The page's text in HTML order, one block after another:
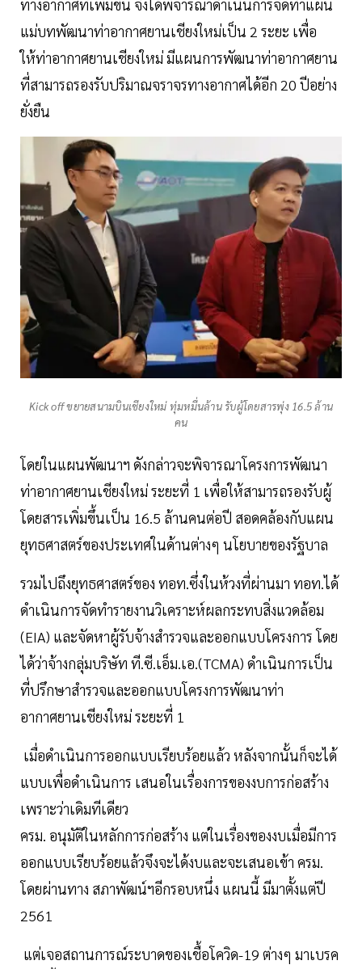
ทางอากาศที่เพิ่มขึ้น จึงได้พิจารณาดำเนินการจัดทำแผน
แม่บทพัฒนาท่าอากาศยานเชียงใหม่เป็น 2 ระยะ เพื่อ
ให้ท่าอากาศยานเชียงใหม่ มีแผนการพัฒนาท่าอากาศยาน
ที่สามารถรองรับปริมาณจราจรทางอากาศได้อีก 20 ปีอย่าง
ยั่งยืน
Kick off ขยายสนามบินเชียงใหม่ ทุ่มหมื่นล้าน รับผู้โดยสารพุ่ง 16.5 ล้าน
คน
โดยในแผนพัฒนาฯ ดังกล่าวจะพิจารณาโครงการพัฒนา
ท่าอากาศยานเชียงใหม่ ระยะที่ 1 เพื่อให้สามารถรองรับผู้
โดยสารเพิ่มขึ้นเป็น 16.5 ล้านคนต่อปี สอดคล้องกับแผน
ยุทธศาสตร์ของประเทศในด้านต่างๆ นโยบายของรัฐบาล
รวมไปถึงยุทธศาสตร์ของ ทอท.ซึ่งในห้วงที่ผ่านมา ทอท.ได้
ดำเนินการจัดทำรายงานวิเคราะห์ผลกระทบสิ่งแวดล้อม
(EIA) และจัดหาผู้รับจ้างสำรวจและออกแบบโครงการ โดย
ได้ว่าจ้างกลุ่มบริษัท ที.ซี.เอ็ม.เอ.(TCMA) ดำเนินการเป็น
ที่ปรึกษาสำรวจและออกแบบโครงการพัฒนาท่า
อากาศยานเชียงใหม่ ระยะที่ 1
เมื่อดำเนินการออกแบบเรียบร้อยแล้ว หลังจากนั้นก็จะได้
แบบเพื่อดำเนินการ เสนอในเรื่องการของงบการก่อสร้าง
เพราะว่าเดิมทีเดียว
ครม. อนุมัติในหลักการก่อสร้าง แต่ในเรื่องของงบเมื่อมีการ
ออกแบบเรียบร้อยแล้วจึงจะได้งบและจะเสนอเข้า ครม.
โดยผ่านทาง สภาพัฒน์ฯอีกรอบหนึ่ง แผนนี้ มีมาตั้งแต่ปี
2561
แต่เจอสถานการณ์ระบาดของเชื้อโควิด-19 ต่างๆ มาเบรค